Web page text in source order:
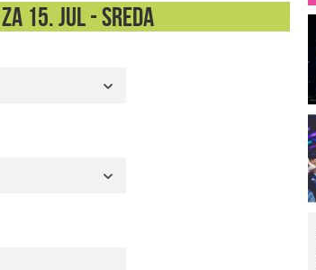
15. Jul - SREDA